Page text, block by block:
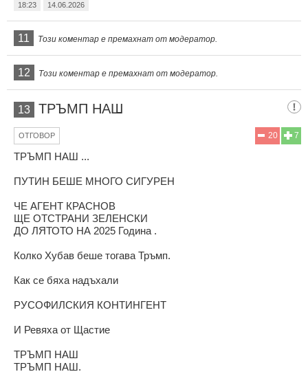
18:23 14.06.2026
11 Този коментар е премахнат от модератор.
12 Този коментар е премахнат от модератор.
13 ТРЪМП НАШ
7
20
ОТГОВОР
ТРЪМП НАШ ...
ПУТИН БЕШЕ МНОГО СИГУРЕН
ЧЕ АГЕНТ КРАСНОВ
ЩЕ ОТСТРАНИ ЗЕЛЕНСКИ
ДО ЛЯТОТО НА 2025 Година .
Колко Хубав беше тогава Тръмп.
Как се бяха надъхали
РУСОФИЛСКИЯ КОНТИНГЕНТ
И Ревяха от Щастие
ТРЪМП НАШ
ТРЪМП НАШ.